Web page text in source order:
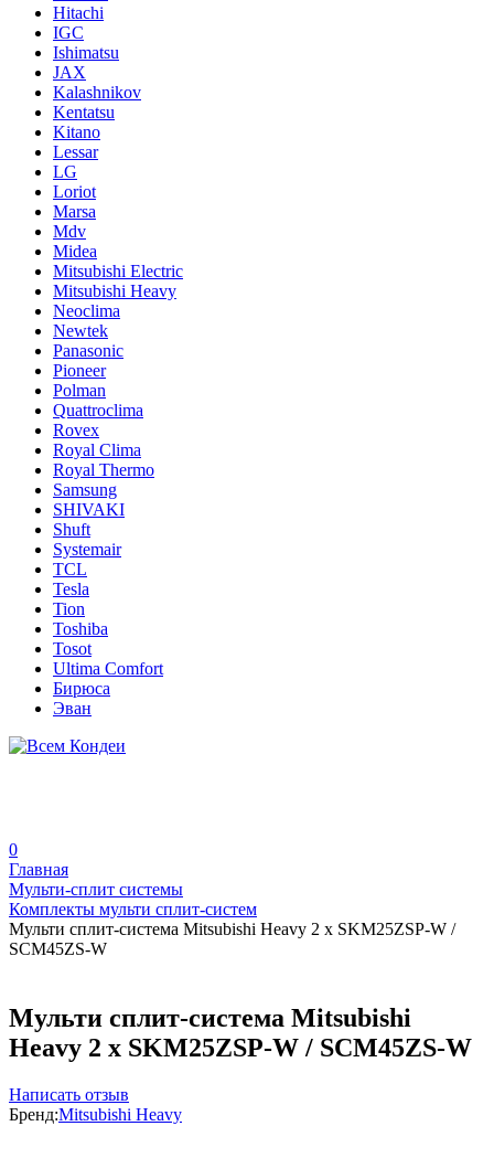
Hitachi
IGC
Ishimatsu
JAX
Kalashnikov
Kentatsu
Kitano
Lessar
LG
Loriot
Marsa
Mdv
Midea
Mitsubishi Electric
Mitsubishi Heavy
Neoclima
Newtek
Panasonic
Pioneer
Polman
Quattroclima
Rovex
Royal Clima
Royal Thermo
Samsung
SHIVAKI
Shuft
Systemair
TCL
Tesla
Tion
Toshiba
Tosot
Ultima Comfort
Бирюса
Эван
0
Главная
Мульти-сплит системы
Комплекты мульти сплит-систем
Мульти сплит-система Mitsubishi Heavy 2 x SKM25ZSP-W /
SCM45ZS-W
Мульти сплит-система Mitsubishi
Heavy 2 x SKM25ZSP-W / SCM45ZS-W
Написать отзыв
Бренд:Mitsubishi Heavy